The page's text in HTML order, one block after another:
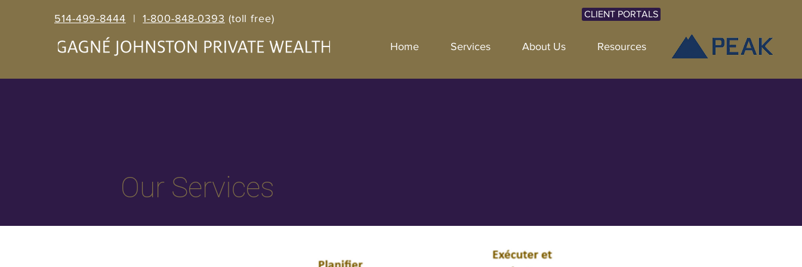
514-499-8444 |1-800-848-0393 (toll free) CLIENT PORTALS
Home Services About Us Resources
Our Services